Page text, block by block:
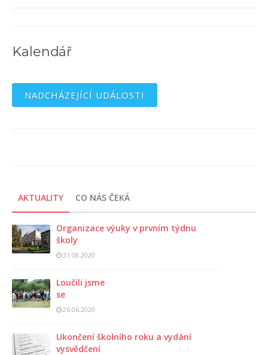
Kalendář
NADCHÁZEJÍCÍ UDÁLOSTI
AKTUALITY CO NÁS ČEKÁ
Organizace výuky v prvním týdnu
školy
31.08.2020
Loučili jsme
se
26.06.2020
Ukončení školního roku a vydání
vysvědčení